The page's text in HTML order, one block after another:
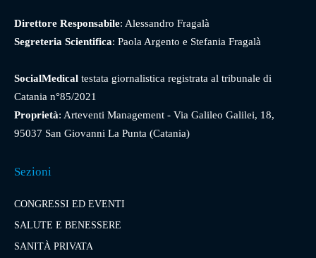
Direttore Responsabile: Alessandro Fragalà
Segreteria Scientifica: Paola Argento e Stefania Fragalà
SocialMedical testata giornalistica registrata al tribunale di
Catania n°85/2021
Proprietà: Arteventi Management - Via Galileo Galilei, 18,
95037 San Giovanni La Punta (Catania)
Sezioni
CONGRESSI ED EVENTI
SALUTE E BENESSERE
SANITÀ PRIVATA